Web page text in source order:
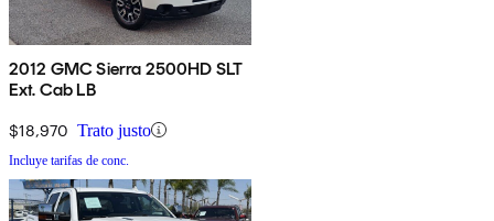
2012 GMC Sierra 2500HD SLT
Ext. Cab LB
$18,970 Trato justo
Incluye tarifas de conc.